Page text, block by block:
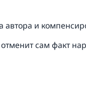
и
сам факт